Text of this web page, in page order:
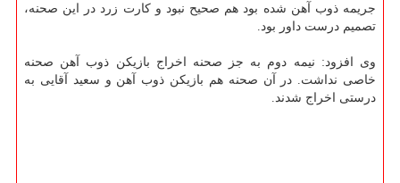
جریمه ذوب آهن شده بود هم صحیح نبود و کارت زرد در این صحنه،
تصمیم درست داور بود.
وی افزود: نیمه دوم به جز صحنه اخراج بازیکن ذوب آهن صحنه
خاصی نداشت. در آن صحنه هم بازیکن ذوب آهن و سعید آقایی به
درستی اخراج شدند.